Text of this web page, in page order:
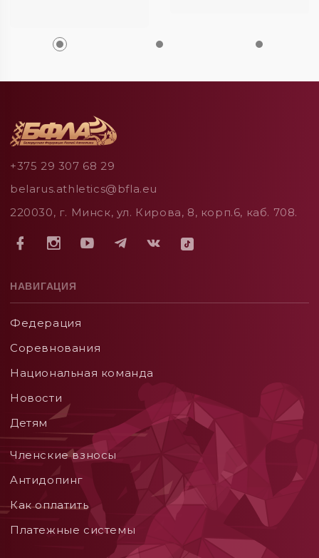
+375 29 307 68 29
belarus.athletics@bfla.eu
220030, г. Минск, ул. Кирова, 8, корп.6, каб. 708.
НАВИГАЦИЯ
Федерация
Соревнования
Национальная команда
Новости
Детям
Членские взносы
Aнтидопинг
Как оплатить
Платежные системы